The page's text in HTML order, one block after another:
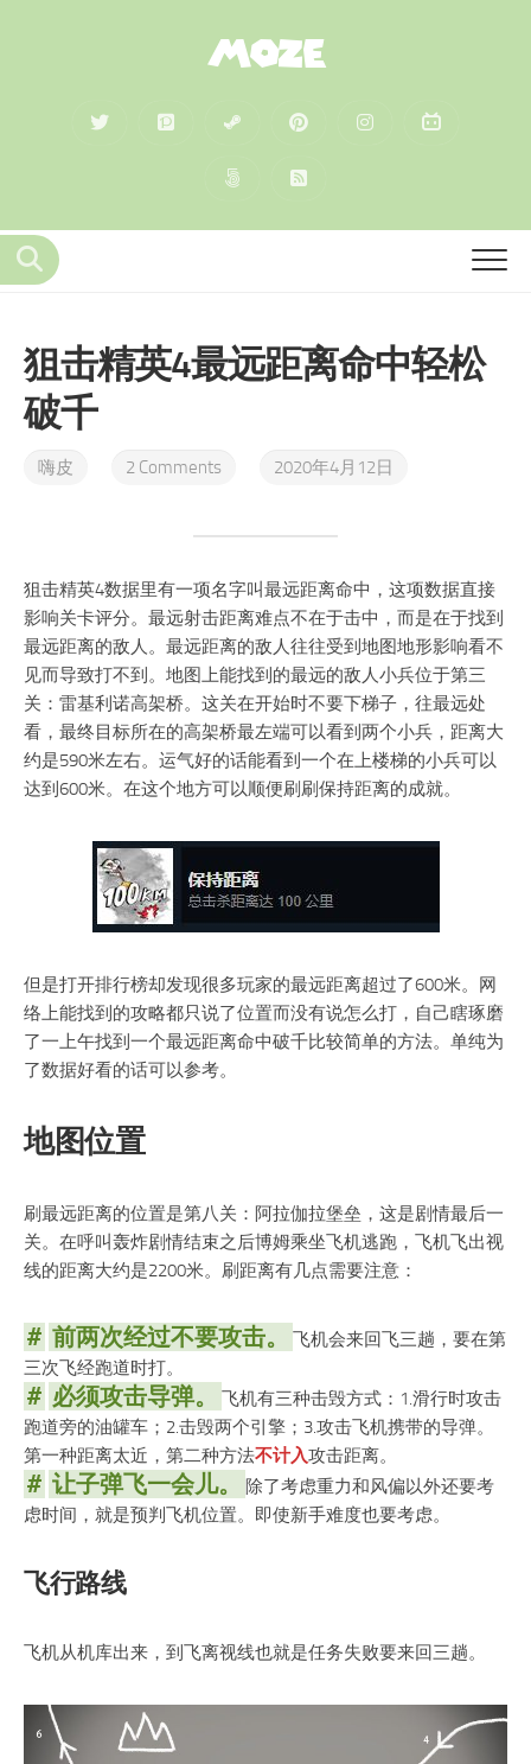
MOZE
狙击精英4最远距离命中轻松
破千
嗨皮 2 Comments 2020年4月12日
狙击精英4数据里有一项名字叫最远距离命中，这项数据直接
影响关卡评分。最远射击距离难点不在于击中，而是在于找到
最远距离的敌人。最远距离的敌人往往受到地图地形影响看不
见而导致打不到。地图上能找到的最远的敌人小兵位于第三
关：雷基利诺高架桥。这关在开始时不要下梯子，往最远处
看，最终目标所在的高架桥最左端可以看到两个小兵，距离大
约是590米左右。运气好的话能看到一个在上楼梯的小兵可以
达到600米。在这个地方可以顺便刷刷保持距离的成就。
但是打开排行榜却发现很多玩家的最远距离超过了600米。网
络上能找到的攻略都只说了位置而没有说怎么打，自己瞎琢磨
了一上午找到一个最远距离命中破千比较简单的方法。单纯为
了数据好看的话可以参考。
地图位置
刷最远距离的位置是第八关：阿拉伽拉堡垒，这是剧情最后一
关。在呼叫轰炸剧情结束之后博姆乘坐飞机逃跑，飞机飞出视
线的距离大约是2200米。刷距离有几点需要注意：
# 前两次经过不要攻击。
飞机会来回飞三趟，要在第
三次飞经跑道时打。
# 必须攻击导弹。
飞机有三种击毁方式：1.滑行时攻击
跑道旁的油罐车；2.击毁两个引擎；3.攻击飞机携带的导弹。
第一种距离太近，第二种方法不计入攻击距离。
# 让子弹飞一会儿。
除了考虑重力和风偏以外还要考
虑时间，就是预判飞机位置。即使新手难度也要考虑。
飞行路线
飞机从机库出来，到飞离视线也就是任务失败要来回三趟。